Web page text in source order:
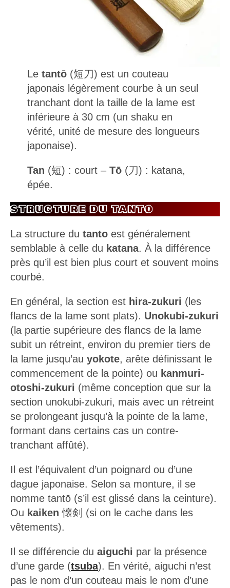
Le tantō(短刀) est un couteau
japonais légèrement courbe à un seul
tranchant dont la taille de la lame est
inférieure à 30 cm (un shaku en
vérité, unité de mesure des longueurs
japonaise).
Tan (短) : court – Tō(刀) : katana,
épée.
STRUCTURE DU TANTO
La structure du tanto est généralement
semblable à celle du katana. À la différence
près qu’il est bien plus court et souvent moins
courbé.
En général, la section est hira-zukuri (les
flancs de la lame sont plats). Unokubi-zukuri
(la partie supérieure des flancs de la lame
subit un rétreint, environ du premier tiers de
la lame jusqu’au yokote, arête définissant le
commencement de la pointe) ou kanmuri-
otoshi-zukuri (même conception que sur la
section unokubi-zukuri, mais avec un rétreint
se prolongeant jusqu’à la pointe de la lame,
formant dans certains cas un contre-
tranchant affûté).
Il est l’équivalent d’un poignard ou d’une
dague japonaise. Selon sa monture, il se
nomme tantō (s’il est glissé dans la ceinture).
Ou kaiken 懐剣 (si on le cache dans les
vêtements).
Il se différencie du aiguchi par la présence
d’une garde (tsuba). En vérité, aiguchi n’est
pas le nom d’un couteau mais le nom d’une